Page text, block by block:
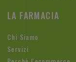
LA FARMACIA
Chi Siamo
Servizi